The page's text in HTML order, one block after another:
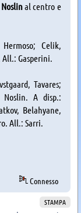
Noslinal centro e
Celik,
Gasperini.
Tavares;
Noslin. A disp.:
Belahyane,
All.: Sarri.
Connesso
STAMPA